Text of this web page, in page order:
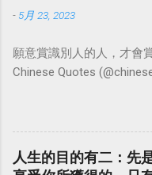
- 5月 23, 2023
願意賞識別人的人，才會
Chinese Quotes
人生的目的有二：先